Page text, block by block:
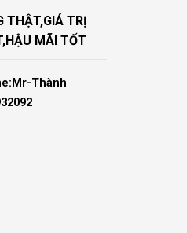
THẬT,GIÁ TRỊ
MÃI TỐT
Thành